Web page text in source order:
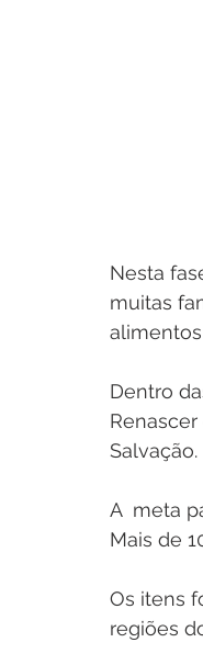
Nesta
muitas
Dentro
Salvação.
A  meta
Mais de
Os itens
regiões